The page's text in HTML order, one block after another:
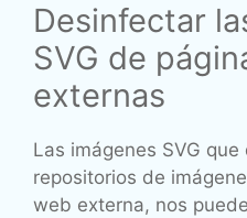
Desinfectar
SVG de
externas
Las imágenes SVG
repositorios de
web externa, nos